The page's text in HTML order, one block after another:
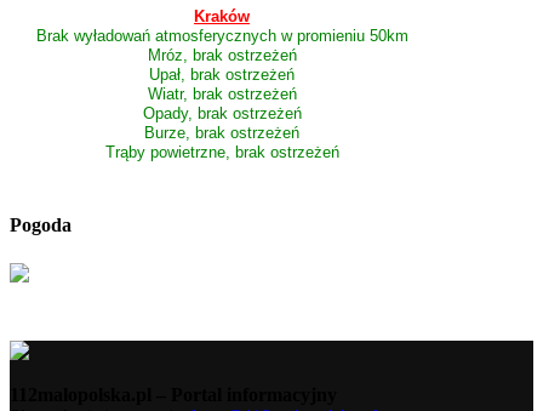
Kraków
Brak wyładowań atmosferycznych w promieniu 50km
Mróz, brak ostrzeżeń
Upał, brak ostrzeżeń
Wiatr, brak ostrzeżeń
Opady, brak ostrzeżeń
Burze, brak ostrzeżeń
Trąby powietrzne, brak ostrzeżeń
Pogoda